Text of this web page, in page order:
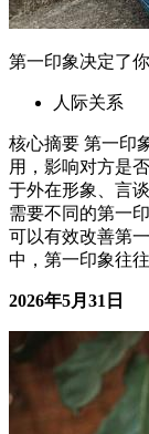
第一印象决定了
人际关系
核心摘要 第一印
用，影响对方是
于外在形象、言
需要不同的第一
可以有效改善第
中，第一印象往
2026年5月31日